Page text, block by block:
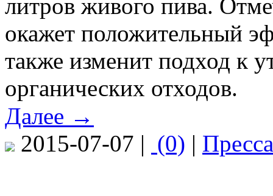
литров живого пива.
окажет положительный
также изменит подход к
органических отходов.
Далее →
2015-07-07 | (0) | Пресса